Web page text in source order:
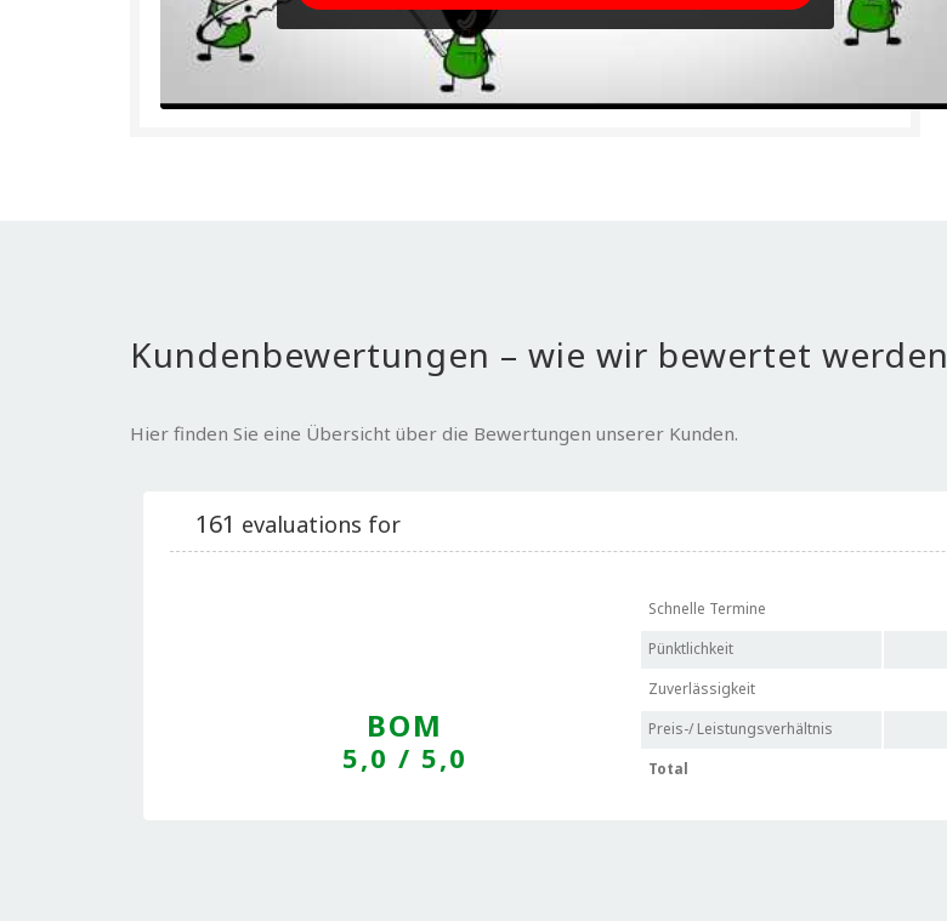
Kundenbewertungen – wie wir bewertet werden
Hier finden Sie eine Übersicht über die Bewertungen unserer Kunden.
161 evaluations for
BOM
5,0 / 5,0
Schnelle Termine
Pünktlichkeit
Zuverlässigkeit
Preis-/ Leistungsverhältnis
Total